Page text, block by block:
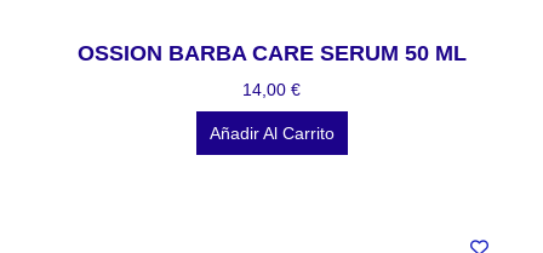
OSSION BARBA CARE SERUM 50 ML
14,00 €
Añadir Al Carrito